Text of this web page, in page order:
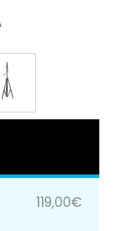
119,00€